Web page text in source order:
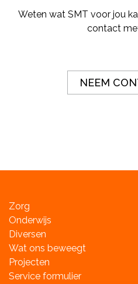
Weten wat SMT voor jou
contact
NEEM
Zorg
Onderwijs
Diversen
Wat ons beweegt
Projecten
Service formulier